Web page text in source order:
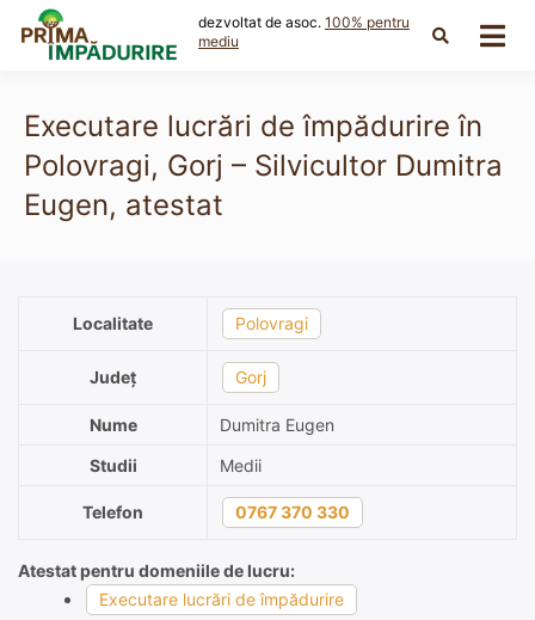
content
dezvoltat de asoc. 100% pentru
mediu
Executare lucrări de împădurire în
Polovragi, Gorj – Silvicultor Dumitra
Eugen, atestat
Localitate Polovragi
Județ Gorj
Nume
Dumitra Eugen
Studii
Medii
Telefon 0767 370 330
Atestat pentru domeniile de lucru:
Executare lucrări de împădurire